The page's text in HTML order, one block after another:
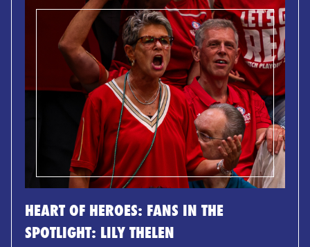
HEART OF HEROES: FANS IN THE
SPOTLIGHT: LILY THELEN